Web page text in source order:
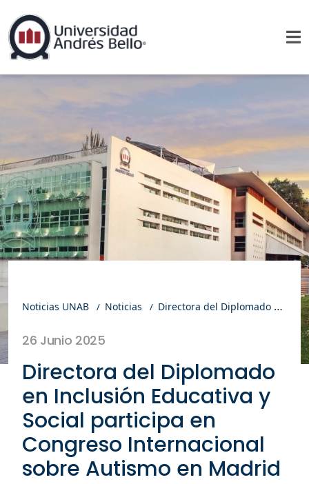
Noticias UNAB Noticias Directora del Diplomado en Inclusión Educativa y Social participa en Congreso Internacional sobre Autismo en Madrid
26 Junio 2025
Directora del Diplomado
en Inclusión Educativa y
Social participa en
Congreso Internacional
sobre Autismo en Madrid